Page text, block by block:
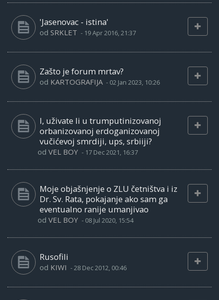
'Jasenovac - istina'
od SRKLET - 19 Apr 2016, 21:37
Zašto je forum mrtav?
od KARTOGRAFIJA - 02 Jan 2023, 10:26
I, uživate li u trumputinizovanoj
orbanizovanoj erdoganizovanoj
vučićevoj smrdiji, ups, srbiiji?
od VEL BOY - 17 Dec 2021, 16:37
Moje objašnjenje o ZLU četništva i iz
Dr. Sv. Rata, pokajanje ako sam ga
eventualno ranije umanjivao
od VEL BOY - 08 Jul 2020, 15:54
Rusofili
od KIWI -28 Dec 2012, 00:46